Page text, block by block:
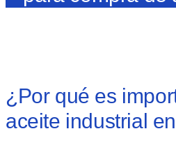
¿Por qué es
aceite industrial